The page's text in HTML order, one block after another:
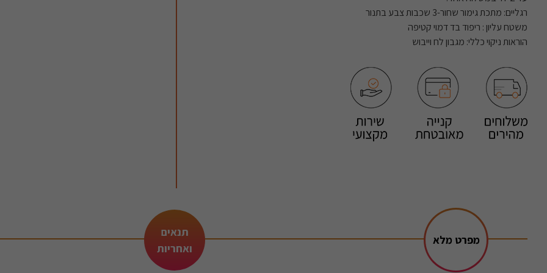
רגליים: מתכת גימור שחור-3 שכבות צבע בתנור
משטח עליון : ריפוד בד דמוי קטיפה
הוראות ניקוי כללי: מגבון לח וייבוש
מפרט מלא
תנאים
ואחריות